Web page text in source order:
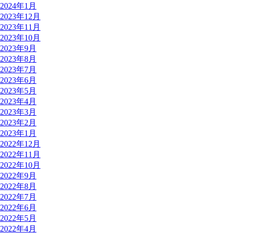
2024年1月
2023年12月
2023年11月
2023年10月
2023年9月
2023年8月
2023年7月
2023年6月
2023年5月
2023年4月
2023年3月
2023年2月
2023年1月
2022年12月
2022年11月
2022年10月
2022年9月
2022年8月
2022年7月
2022年6月
2022年5月
2022年4月